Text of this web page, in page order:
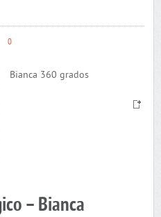
0
Bianca 360 grados
– Bianca